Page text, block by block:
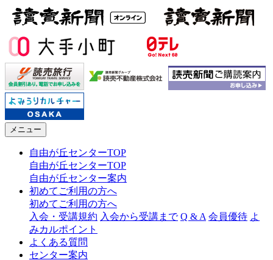
メニュー
自由が丘センターTOP
自由が丘センターTOP
自由が丘センター案内
初めてご利用の方へ
初めてご利用の方へ
入会・受講規約 入会から受講まで Q & A 会員優待 よ
みカルポイント
よくある質問
センター案内